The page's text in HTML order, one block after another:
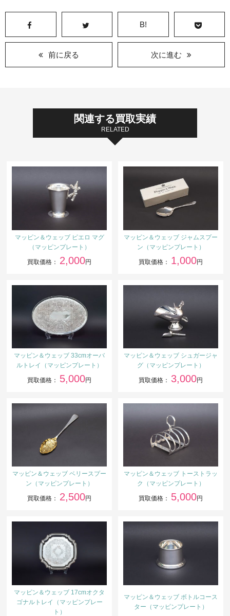
B!
前に戻る 次に進む
関連する買取実績
RELATED
マッピン＆ウェッブ ピエロ マグ
（マッピンプレート）
買取価格： 2,000円
マッピン＆ウェッブ ジャムスプー
ン（マッピンプレート）
買取価格： 1,000円
マッピン＆ウェッブ 33cmオーバ
ルトレイ（マッピンプレート）
買取価格： 5,000円
マッピン＆ウェッブ シュガージャ
グ（マッピンプレート）
買取価格： 3,000円
マッピン＆ウェッブ ベリースプー
ン（マッピンプレート）
買取価格： 2,500円
マッピン＆ウェッブ トーストラッ
ク（マッピンプレート）
買取価格： 5,000円
マッピン＆ウェッブ 17cmオクタ
ゴナルトレイ（マッピンプレー
ト）
マッピン＆ウェッブ ボトルコース
ター（マッピンプレート）